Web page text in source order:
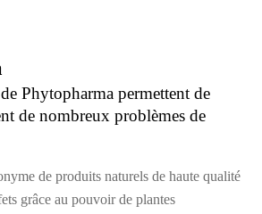
Phytopharma permettent de
de nombreux problèmes de
de produits naturels de haute qualité
grâce au pouvoir de plantes